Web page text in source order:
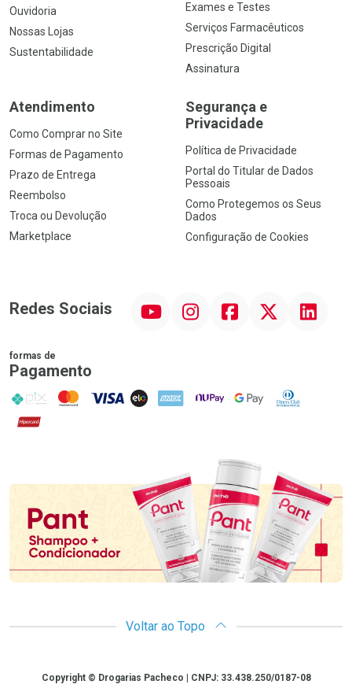
Ouvidoria
Nossas Lojas
Sustentabilidade
Exames e Testes
Serviços Farmacêuticos
Prescrição Digital
Assinatura
Atendimento
Como Comprar no Site
Formas de Pagamento
Prazo de Entrega
Reembolso
Troca ou Devolução
Marketplace
Segurança e
Privacidade
Política de Privacidade
Portal do Titular de Dados
Pessoais
Como Protegemos os Seus
Dados
Configuração de Cookies
Redes Sociais InstagramFacebookTwitter Linkedin
formas de
Pagamento
PIX MasterCard
VISA ELO AMEX NuPay Google PayDiners Club
Hipercard
Promoção em Destaque
Voltar ao Topo
CopyrightCopyright © Drogarias Pacheco | CNPJ: 33.438.250/0187-08